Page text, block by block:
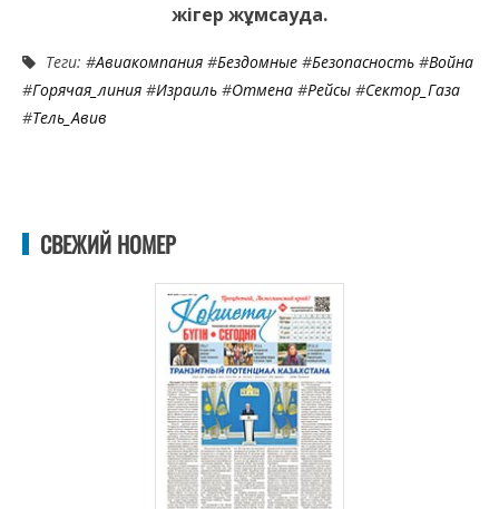
жігер жұмсауда.
Теги: #Авиакомпания #Бездомные #Безопасность #Война
#Горячая_линия #Израиль #Отмена #Рейсы #Сектор_Газа
#Тель_Авив
СВЕЖИЙ НОМЕР